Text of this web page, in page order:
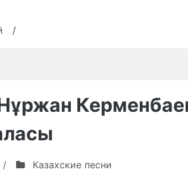
One
—
Yeski
Taspa
Bii’
(Ескі
/
/ Казахские песни